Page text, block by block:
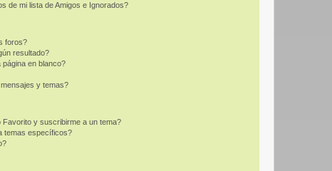
de mi lista de Amigos e Ignorados?
foros?
resultado?
en blanco?
y temas?
y suscribirme a un tema?
temas específicos?